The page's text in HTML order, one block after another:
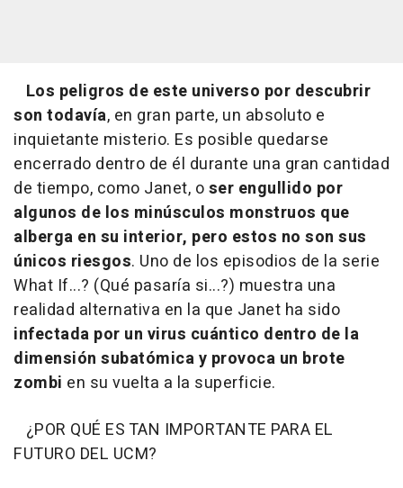
Los peligros de este universo por descubrir
son todavía, en gran parte, un absoluto e
inquietante misterio. Es posible quedarse
encerrado dentro de él durante una gran cantidad
de tiempo, como Janet, oser engullido por
algunos de los minúsculos monstruos que
alberga en su interior, pero estos no son sus
únicos riesgos. Uno de los episodios de la serie
What If...? (Qué pasaría si...?) muestra una
realidad alternativa en la que Janet ha sido
infectada por un virus cuántico dentro de la
dimensión subatómica y provoca un brote
zombi en su vuelta a la superficie.
¿POR QUÉ ES TAN IMPORTANTE PARA EL
FUTURO DEL UCM?